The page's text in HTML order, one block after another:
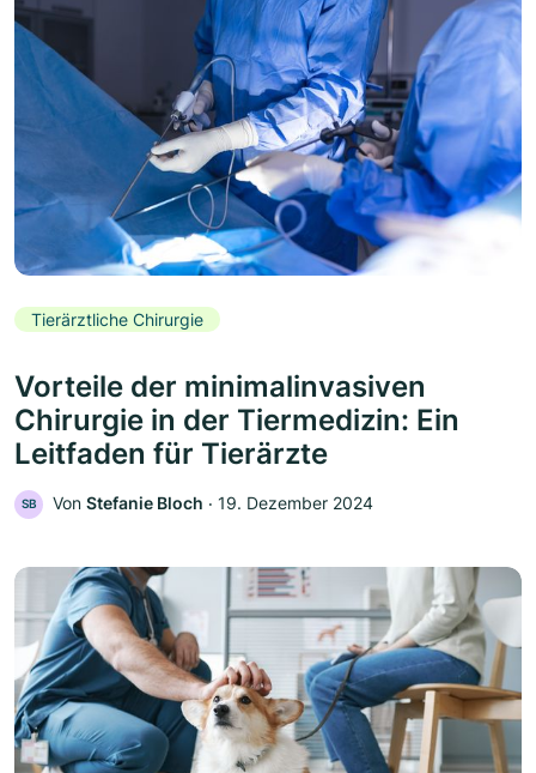
Tierärztliche Chirurgie
Vorteile der minimalinvasiven
Chirurgie in der Tiermedizin: Ein
Leitfaden für Tierärzte
SB Von Stefanie Bloch ‧ 19. Dezember 2024